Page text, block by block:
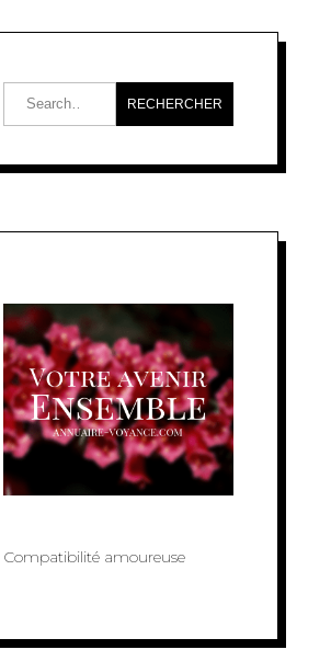
Compatibilité amoureuse